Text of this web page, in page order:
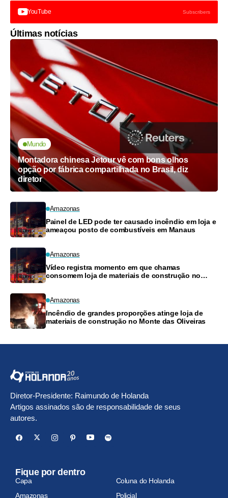
YouTube Subscribers
Últimas notícias
Mundo
Montadora chinesa Jetour vê com bons olhos
opção por fábrica compartilhada no Brasil, diz
diretor
Amazonas
Painel de LED pode ter causado incêndio em loja e
ameaçou posto de combustíveis em Manaus
Amazonas
Vídeo registra momento em que chamas
consomem loja de materiais de construção no
Amazonas
Incêndio de grandes proporções atinge loja de
materiais de construção no Monte das Oliveiras
Diretor-Presidente: Raimundo de Holanda
Artigos assinados são de responsabilidade de seus
autores.
Fique por dentro
Capa
Coluna do Holanda
Amazonas
Policial